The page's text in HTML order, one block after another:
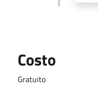
Costo
Gratuito